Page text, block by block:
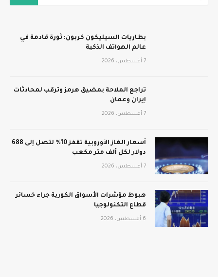
بطاريات السيليكون كربون: ثورة قادمة في
عالم الهواتف الذكية
7 أغسطس، 2026
تراجع الملاحة بمضيق هرمز وترقب لمحادثات
إيران وعمان
7 أغسطس، 2026
أسعار الغاز الأوروبية تقفز 10% لتصل إلى 688
دولار لكل ألف متر مكعب
7 أغسطس، 2026
هبوط مؤشرات الأسواق الكورية جراء خسائر
قطاع التكنولوجيا
6 أغسطس، 2026